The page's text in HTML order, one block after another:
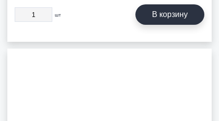
шт В корзину